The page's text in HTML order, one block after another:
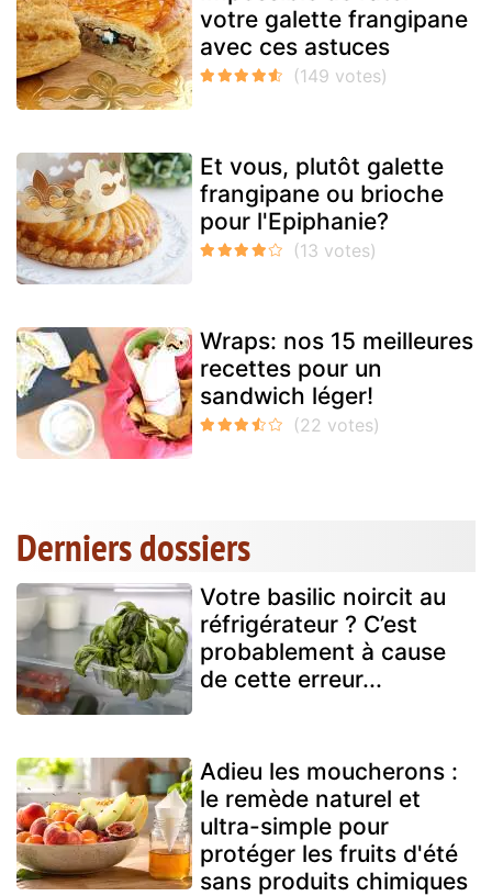
votre galette frangipane
avec ces astuces
Et vous, plutôt galette
frangipane ou brioche
pour l'Epiphanie?
Wraps: nos 15 meilleures
recettes pour un
sandwich léger!
Derniers dossiers
Votre basilic noircit au
réfrigérateur ? C’est
probablement à cause
de cette erreur...
Adieu les moucherons :
le remède naturel et
ultra-simple pour
protéger les fruits d'été
sans produits chimiques